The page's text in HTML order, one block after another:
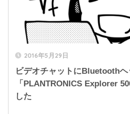
2016年5月29日
ビデオチャットにBluetoothヘ
「PLANTRONICS Explorer
した